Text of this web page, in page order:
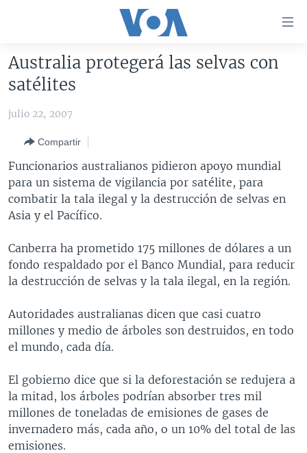
accesibilidad
contenido
principal
Salte
navegador
principal
Salte
AMÉRICA DEL NORTE
MÉXICO
HAITÍ
ELECCIONES EEUU
VOTO DIVIDIDO
VOA VERIFICA
VOA VERIFICA UCRANIA/RUSIA
VOA VERIFICA INMIGRACIÓN
VOA VERIFICA AMÉRICA LATINA
AMÉRICA LATINA
ARGENTINA
BOLIVIA
COLOMBIA
CHILE
PERÚ
VENEZUELA
BRASIL
CHINA EN AMÉRICA LATINA
CENTROAMÉRICA
COSTA RICA
EL SALVADOR
GUATEMALA
NICARAGUA
OTRAS SECCIONES
INMIGRACIÓN
LIBERTAD DE PRENSA
ECONOMÍA
ENTRETENIMIENTO Y CULTURA
DEPORTES
CIENCIA Y SALUD
ESPECIALES DE LA VOA
LIBERTAD DE PRENSA
MULTIMEDIA
VIDEOS
AUDIOS
PROGRAMAS TV
FORO INTERAMERICANO
VISIÓN 360
LAS CLAVES
AVANCE INFORMATIVO
AUDIONOTICIAS
BUENOS DÍAS AMÉRICA
DIRECT
DOCUMENTALES DE LA VOA
Australia protegerá las selvas con
satélites
julio 22, 2007
Compartir
Funcionarios australianos pidieron apoyo mundial
para un sistema de vigilancia por satélite, para
combatir la tala ilegal y la destrucción de selvas en
Asia y el Pacífico.
Canberra ha prometido 175 millones de dólares a un
fondo respaldado por el Banco Mundial, para reducir
la destrucción de selvas y la tala ilegal, en la región.
Autoridades australianas dicen que casi cuatro
millones y medio de árboles son destruidos, en todo
el mundo, cada día.
El gobierno dice que si la deforestación se redujera a
la mitad, los árboles podrían absorber tres mil
millones de toneladas de emisiones de gases de
invernadero más, cada año, o un 10% del total de las
emisiones.